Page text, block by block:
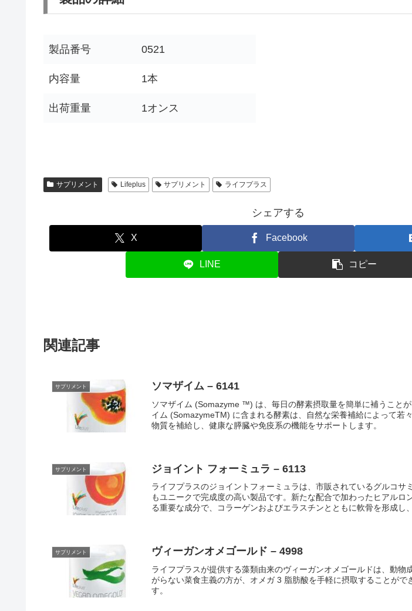
製品番号 0521
内容量 1本
出荷重量 1オンス
サプリメント Lifeplus サプリメント ライフプラス
シェアする
X Facebook
LINE コピー
関連記事
サプリメント ソマザイム – 6141
ソマザイム (Somazyme ™️) は、毎日の酵素摂取量を簡単に補うこと
イム (SomazymeTM) に含まれる酵素は、自然な栄養補給によって若
物質を補給し、健康な膵臓や免疫系の機能をサポートします。
サプリメント ジョイント フォーミュラ – 6113
ライフプラスのジョイントフォーミュラは、市販されているグルコサ
もユニークで完成度の高い製品です。新たな配合で加わったヒアルロ
る重要な成分で、コラーゲンおよびエラスチンとともに軟骨を形成し
サプリメント ヴィーガンオメゴールド – 4998
ライフプラスが提供する藻類由来のヴィーガンオメゴールドは、動物
がらない菜食主義の方が、オメガ 3 脂肪酸を手軽に摂取することがで
す。